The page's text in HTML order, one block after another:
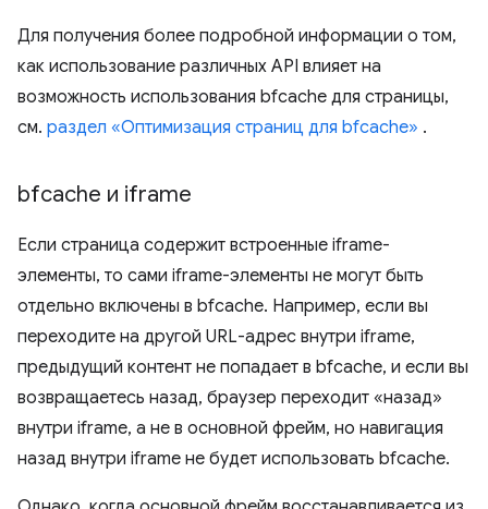
Для получения более подробной информации о том,
как использование различных API влияет на
возможность использования bfcache для страницы,
см. раздел «Оптимизация страниц для bfcache» .
bfcache и iframe
Если страница содержит встроенные iframe-
элементы, то сами iframe-элементы не могут быть
отдельно включены в bfcache. Например, если вы
переходите на другой URL-адрес внутри iframe,
предыдущий контент не попадает в bfcache, и если вы
возвращаетесь назад, браузер переходит «назад»
внутри iframe, а не в основной фрейм, но навигация
назад внутри iframe не будет использовать bfcache.